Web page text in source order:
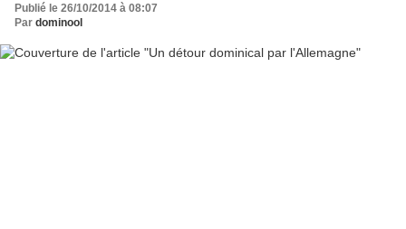
Publié le 26/10/2014 à 08:07
Par dominool